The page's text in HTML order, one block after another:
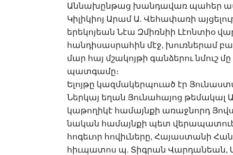
Ան­նա­խըն­թաց խան­դա­վառ պա­հեր
Կի­լի­կիոյ Ա­րամ Ա. ­Վե­հա­փա­ռի
ե­րե­կո­յեան ­Նէա Զ­միռ­նիի ­Լէոն­տիօ
հան­դի­սաս­րա­հին մէջ, խուռ­նե­րամ
մար հայ մշա­կոյ­թի գան­ձե­րու նմուշ
պատ­գա­մը։
Ե­լոյ­թը կազ­մա­կեր­պո­ւած էր
Ներ­կայ ե­ղան ­Յու­նա­հա­յոց թե­մա­կալ
կա­թո­ղի­կէ հա­մայն­քի ա­ռաջ­նորդ
նա­կան հա­մայն­քի պետ
հոգեւոր հովիւները, Հա­յաս­տա­նի
հիւ­պա­տոս պ. ­Տիգ­րան ­Վար­դա­նեան,